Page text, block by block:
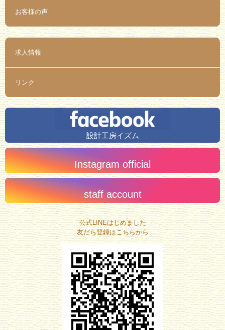
お客様の声
求人情報
リンク
設計工房イズム
Instagram official
staff account
公式LINEはじめました
友だち登録はこちらから